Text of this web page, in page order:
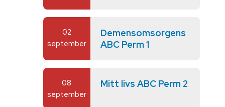
02
september
Demensomsorgens
ABC Perm 1
08
september
Mitt livs ABC Perm 2